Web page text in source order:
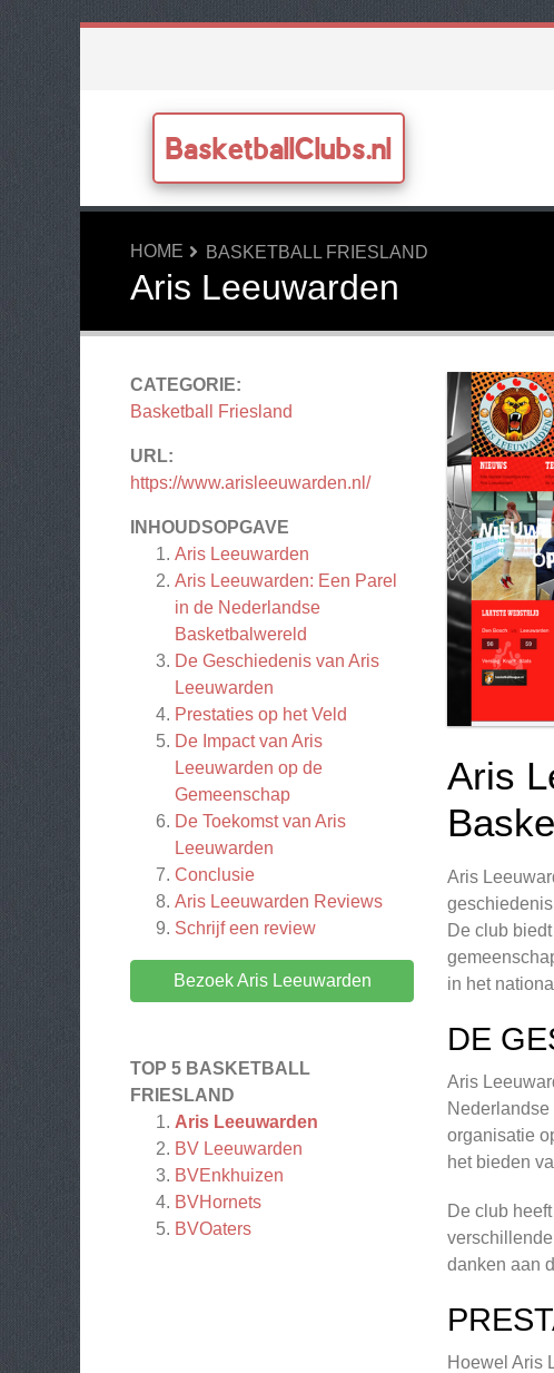
BasketballClubs.nl
HOME BASKETBALL FRIESLAND
Aris Leeuwarden
CATEGORIE:
Basketball Friesland
URL:
https://www.arisleeuwarden.nl/
INHOUDSOPGAVE
Aris Leeuwarden
Aris Leeuwarden: Een Parel
in de Nederlandse
Basketbalwereld
De Geschiedenis van Aris
Leeuwarden
Prestaties op het Veld
De Impact van Aris
Leeuwarden op de
Gemeenschap
De Toekomst van Aris
Leeuwarden
Conclusie
Aris Leeuwarden Reviews
Schrijf een review
Bezoek Aris Leeuwarden
TOP 5 BASKETBALL
FRIESLAND
Aris Leeuwarden
BV Leeuwarden
BVEnkhuizen
BVHornets
BVOaters
Aris
Aris
De club
in het
DE
Aris
organisatie
het bieden
De club
danken aan
Hoewel Aris